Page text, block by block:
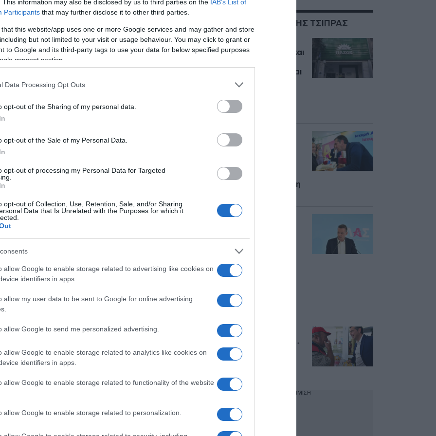
This information may also be disclosed by us to third parties on the IAB’s List of
Participants that may further disclose it to other third parties.
that this website/app uses one or more Google services and may gather and store
but not limited to your visit or usage behaviour. You may click to grant or
to Google and its third-party tags to use your data for below specified purposes
consent section.
Data Processing Opt Outs
opt-out of the Sharing of my personal data.
opt-out of the Sale of my Personal Data.
opt-out of processing my Personal Data for Targeted
opt-out of Collection, Use, Retention, Sale, and/or Sharing
Data that Is Unrelated with the Purposes for which it
allow Google to enable storage related to advertising like cookies on
identifiers in apps.
allow my user data to be sent to Google for online advertising
allow Google to send me personalized advertising.
allow Google to enable storage related to analytics like cookies on
identifiers in apps.
allow Google to enable storage related to functionality of the website
allow Google to enable storage related to personalization.
η ευκολία και η προσβασιμότητα της
«Live News» και τον Νίκο
της συνάντησής τους.
τηλεφώνησαν από το γραφείο του
να δω τον Πρόεδρο. Τον Αλέξη λέω
ευγενέστατος, σεμνός.
ΣΧΕΤΙΚΑ ΜΕ:ΑΛΕΞΗΣ ΤΣΙΠΡΑΣ
ΠΑΣΟΚ: Ευθεία
επίθεση σε Τσίπρα και
χρειάζεται έντιμο και
συνεπή
μπροστινό
συμφερόντων”
Αλέξης Τσίπρας: Η
έκπληξη για τα
εκδήλωση της ΕΛΑΣ
για την Αυτοδιοίκηση
Στην εκδήλωση
Αυτοδιοίκηση ο
Χάρης Δούκας – Η
κυβέρνηση και το
ανάχωμα στις
προοδευτικών
δυνάμεων (εικόνες)
Γενέθλια για τον
Αλέξη Τσίπρα – Με…
“Σχεδία” και ευχές η
είσοδός του στο
ΔΙΑΦΗΜΙΣΗ